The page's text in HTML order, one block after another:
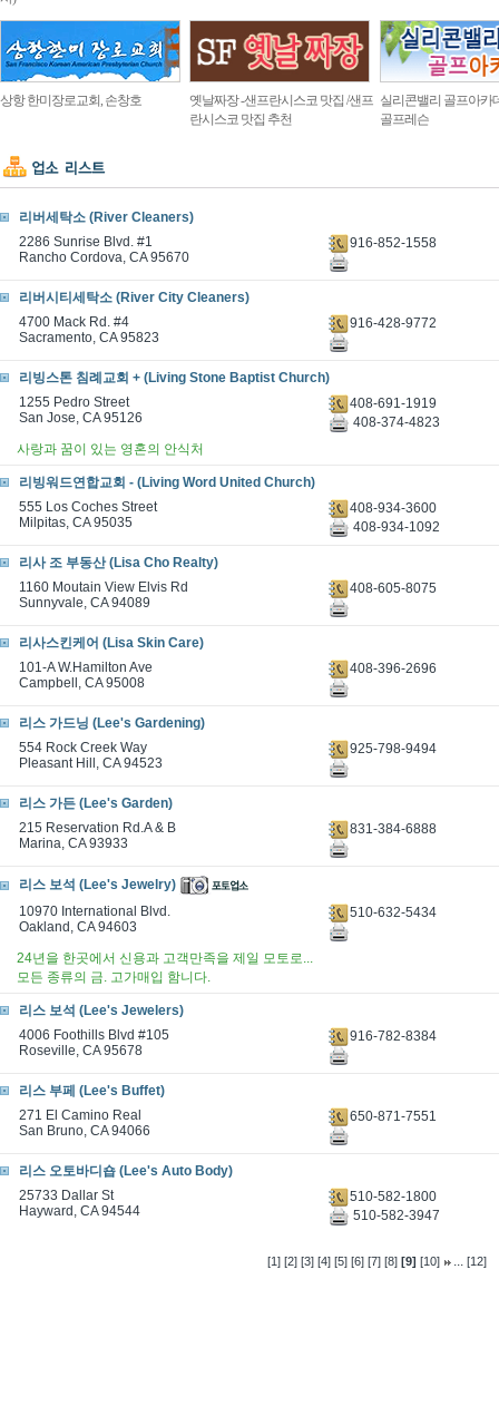
상항 한미장로교회, 손창호
옛날짜장 -샌프란시스코 맛집 /샌프
란시스코 맛집 추천
실리콘밸리 골프아카
골프레슨
리버세탁소 (River Cleaners)
2286 Sunrise Blvd. #1
Rancho Cordova, CA 95670
916-852-1558
리버시티세탁소 (River City Cleaners)
4700 Mack Rd. #4
Sacramento, CA 95823
916-428-9772
리빙스톤 침례교회 + (Living Stone Baptist Church)
1255 Pedro Street
San Jose, CA 95126
408-691-1919
408-374-4823
사랑과 꿈이 있는 영혼의 안식처
리빙워드연합교회 - (Living Word United Church)
555 Los Coches Street
Milpitas, CA 95035
408-934-3600
408-934-1092
리사 조 부동산 (Lisa Cho Realty)
1160 Moutain View Elvis Rd
Sunnyvale, CA 94089
408-605-8075
리사스킨케어 (Lisa Skin Care)
101-A W.Hamilton Ave
Campbell, CA 95008
408-396-2696
리스 가드닝 (Lee's Gardening)
554 Rock Creek Way
Pleasant Hill, CA 94523
925-798-9494
리스 가든 (Lee's Garden)
215 Reservation Rd.A & B
Marina, CA 93933
831-384-6888
리스 보석 (Lee's Jewelry)
10970 International Blvd.
Oakland, CA 94603
510-632-5434
24년을 한곳에서 신용과 고객만족을 제일 모토로...
모든 종류의 금. 고가매입 함니다.
리스 보석 (Lee's Jewelers)
4006 Foothills Blvd #105
Roseville, CA 95678
916-782-8384
리스 부페 (Lee's Buffet)
271 El Camino Real
San Bruno, CA 94066
650-871-7551
리스 오토바디숍 (Lee's Auto Body)
25733 Dallar St
Hayward, CA 94544
510-582-1800
510-582-3947
[1] [2] [3] [4] [5] [6] [7] [8] [9] [10] ...[12]